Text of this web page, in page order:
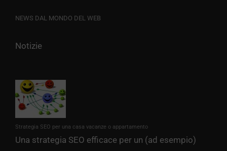
NEWS DAL MONDO DEL WEB
Notizie
Strategia SEO per una casa vacanze o appartamento
Una strategia SEO efficace per un (ad esempio)